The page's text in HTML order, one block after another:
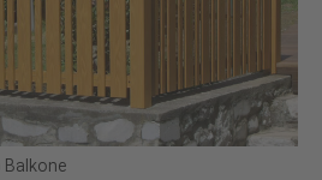
Balkone